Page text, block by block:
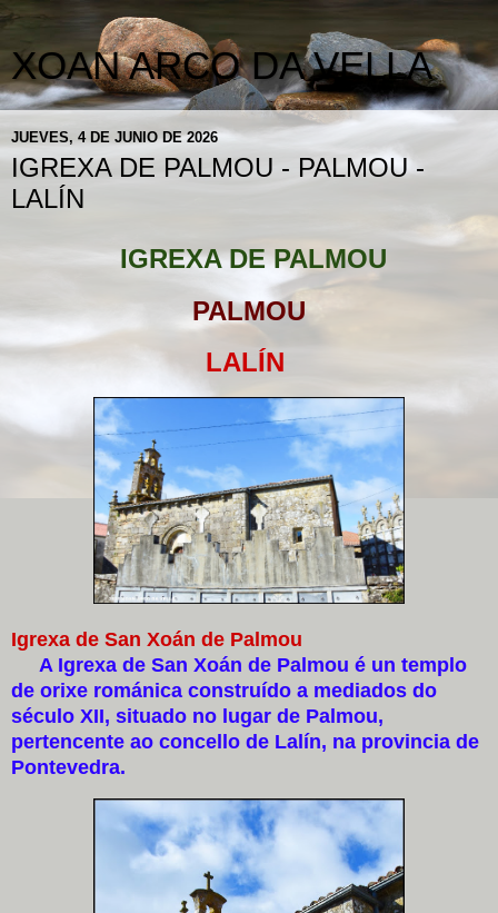
XOAN ARCO DA VELLA
JUEVES, 4 DE JUNIO DE 2026
IGREXA DE PALMOU - PALMOU -
LALÍN
IGREXA DE PALMOU
PALMOU
LALÍN
Igrexa de San Xoán de Palmou
A Igrexa de San Xoán de Palmou é un templo
de orixe románica construído a mediados do
século XII, situado no lugar de Palmou,
pertencente ao concello de Lalín, na provincia de
Pontevedra.